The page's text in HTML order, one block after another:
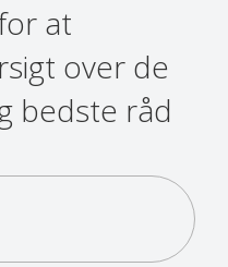
at
over de
bedste råd